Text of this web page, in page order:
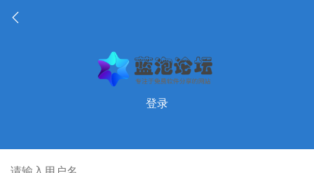
登录